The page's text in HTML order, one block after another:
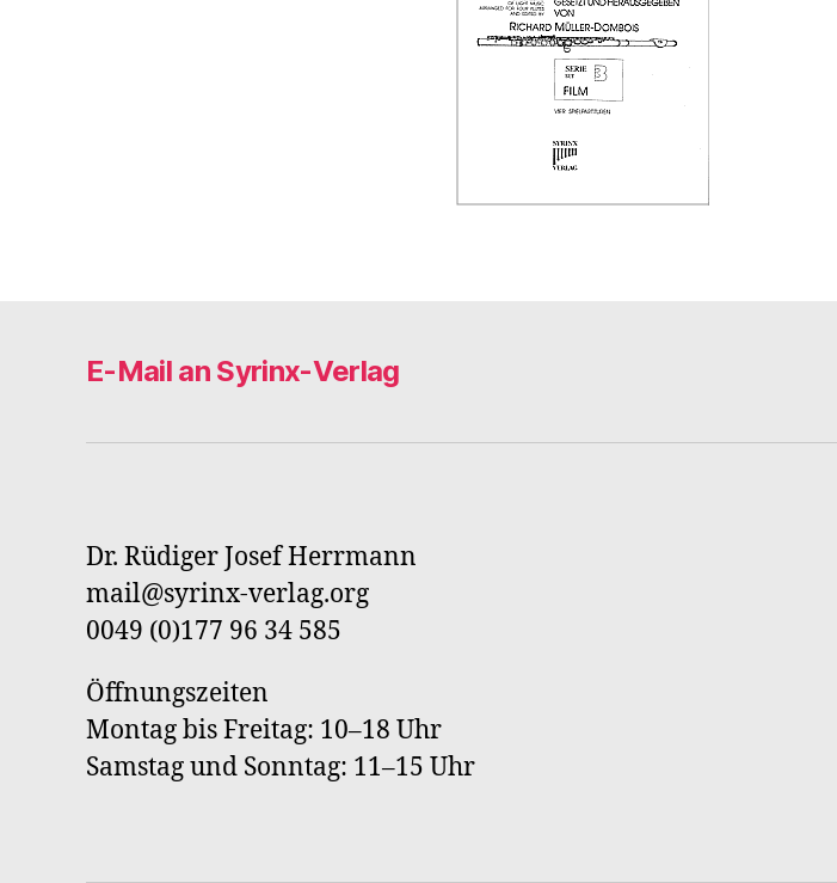
E-Mail an Syrinx-Verlag
Dr. Rüdiger Josef Herrmann
mail@syrinx-verlag.org
0049 (0)177 96 34 585
Öffnungszeiten
Montag bis Freitag: 10–18 Uhr
Samstag und Sonntag: 11–15 Uhr